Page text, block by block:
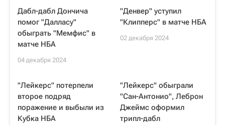
Дабл-дабл Дончича
помог "Далласу"
обыграть "Мемфис" в
матче НБА
04 декабря 2024
"Денвер" уступил
"Клипперс" в матче НБА
02 декабря 2024
"Лейкерс" потерпели
второе подряд
поражение и выбыли из
Кубка НБА
"Лейкерс" обыграли
"Сан-Антонио", Леброн
Джеймс оформил
трипл-дабл